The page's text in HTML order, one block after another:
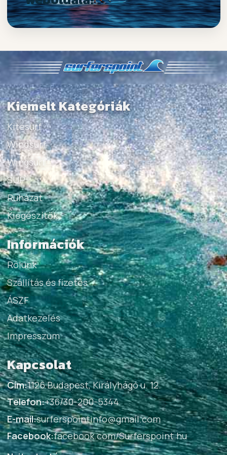
Kiemelt Kategóriák
Kitesurf
Windsurf
Wingsurf
SUP
Ruházat
Kiegészítők
Információk
Rólunk
Szállítás és fizetés
ÁSZF
Adatkezelés
Impresszum
Kapcsolat
Cím:1126 Budapest, Királyhágó u. 12.
Telefon:+36/30-200-5344
E-mail:surferspointinfo@gmail.com
Facebook:facebook.com/Surferspoint.hu